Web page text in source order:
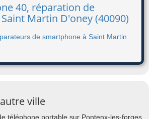
40, réparation de
Martin D'oney (40090)
de smartphone à Saint Martin
ville
téléphone portable sur Pontenx-les-forges